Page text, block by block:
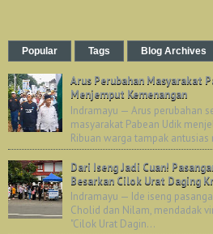
Popular Tags Blog Archives
Arus Perubahan Masyarakat
Menjemput Kemenangan
Indramayu — Arus perubahan
masyarakat Pabean Udik
Ribuan warga tampak antusias
Dari Iseng Jadi Cuan!
Besarkan Cilok Urat Daging
Indramayu — Ide iseng
Cholid dan Nilam, mendadak
"Cilok Urat Dagin...